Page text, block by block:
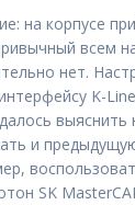
на корпусе
всем
нет.
K-
выяснить
и
SK